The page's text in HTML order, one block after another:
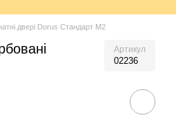
двері Dorus Стандарт М2
Артикул
02236